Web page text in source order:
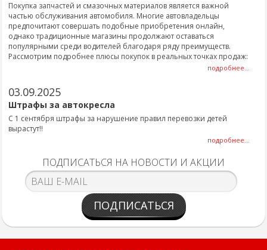
Покупка запчастей и смазочных материалов является важной
частью обслуживания автомобиля. Многие автовладельцы
предпочитают совершать подобные приобретения онлайн,
однако традиционные магазины продолжают оставаться
популярными среди водителей благодаря ряду преимуществ.
Рассмотрим подробнее плюсы покупок в реальных точках продаж:
подробнее...
03.09.2025
Штрафы за автокресла
С 1 сентября штрафы за нарушение правил перевозки детей
вырастут!!
подробнее...
ПОДПИСАТЬСЯ НА НОВОСТИ И АКЦИИ
ПОДПИСАТЬСЯ